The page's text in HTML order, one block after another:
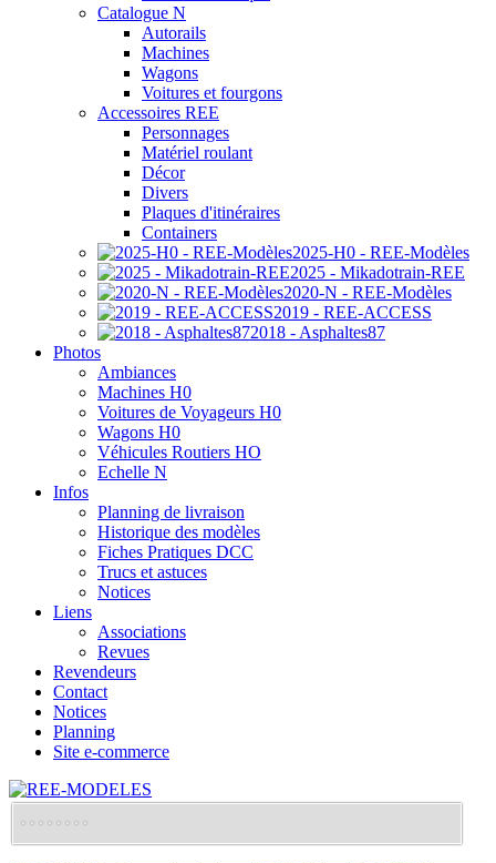
Catalogue N
Autorails
Machines
Wagons
Voitures et fourgons
Accessoires REE
Personnages
Matériel roulant
Décor
Divers
Plaques d'itinéraires
Containers
2025-H0 - REE-Modèles
2025 - Mikadotrain-REE
2020-N - REE-Modèles
2019 - REE-ACCESS
2018 - Asphaltes87
Photos
Ambiances
Machines H0
Voitures de Voyageurs H0
Wagons H0
Véhicules Routiers HO
Echelle N
Infos
Planning de livraison
Historique des modèles
Fiches Pratiques DCC
Trucs et astuces
Notices
Liens
Associations
Revues
Revendeurs
Contact
Notices
Planning
Site e-commerce